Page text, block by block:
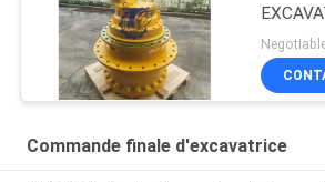
Commande finale d'excavatrice